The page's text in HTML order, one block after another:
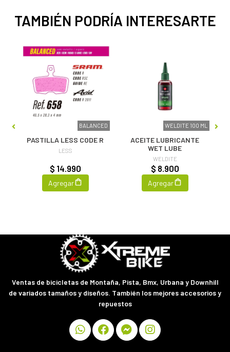
TAMBIÉN PODRÍA INTERESARTE
BALANCED
PASTILLA LESS CODE R
LESS
$ 14.990
Agregar
WELDITE 100 ML
ACEITE LUBRICANTE
WET LUBE
WELDITE
$ 8.900
Agregar
Ventas de bicicletas de Montaña, Pista, Bmx, Urbana y Downhill
de variados tamaños y diseños. También los mejores accesorios y
repuestos